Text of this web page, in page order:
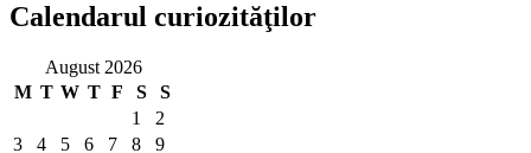
Calendarul curiozităţilor
August 2026
M T W T F S
S
1
2
3
4 5 6 7 8
9